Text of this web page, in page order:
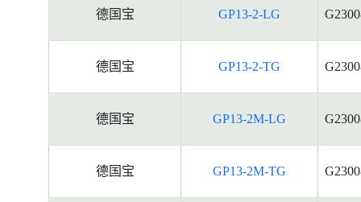
德国宝 GP13-2-LG
德国宝 GP13-2-TG
德国宝 GP13-2M-LG
德国宝 GP13-2M-TG